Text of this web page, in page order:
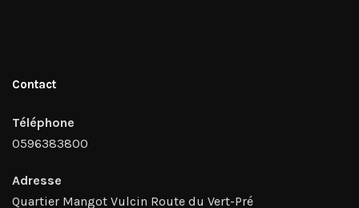
Contact
Téléphone
0596383800
Adresse
Quartier Mangot Vulcin Route du Vert-Pré